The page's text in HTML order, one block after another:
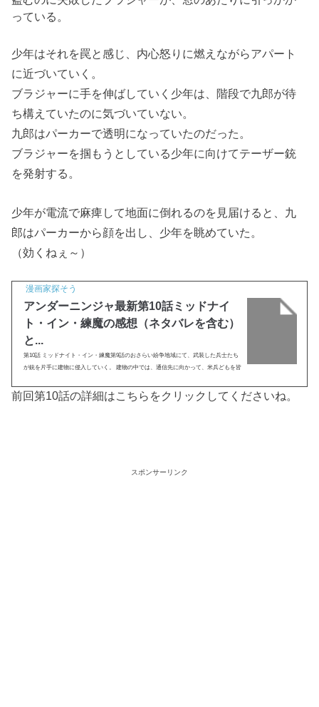
っている。
少年はそれを罠と感じ、内心怒りに燃えながらアパート
に近づいていく。
ブラジャーに手を伸ばしていく少年は、階段で九郎が待
ち構えていたのに気づいていない。
九郎はパーカーで透明になっていたのだった。
ブラジャーを掴もうとしている少年に向けてテーザー銃
を発射する。
少年が電流で麻痺して地面に倒れるのを見届けると、九
郎はパーカーから顔を出し、少年を眺めていた。
（効くねぇ～）
漫画家探そう
アンダーニンジャ最新第10話ミッドナイ
ト・イン・練魔の感想（ネタバレを含む）
と...
第10話 ミッドナイト・イン・練魔第9話のおさらい紛争地域にて、武装した兵士たち
が銃を片手に建物に侵入していく。 建物の中では、通信先に向かって、米兵どもを皆
出てく...
前回第10話の詳細はこちらをクリックしてくださいね。
スポンサーリンク